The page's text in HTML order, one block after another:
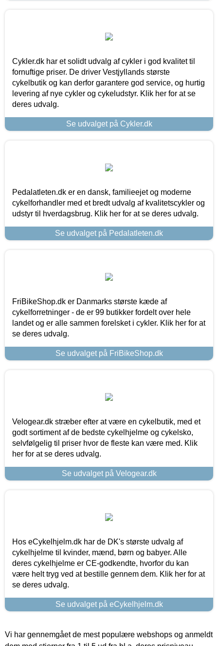
Cykler.dk har et solidt udvalg af cykler i god kvalitet til
fornuftige priser. De driver Vestjyllands største
cykelbutik og kan derfor garantere god service, og hurtig
levering af nye cykler og cykeludstyr. Klik her for at se
deres udvalg.
Se udvalget på Cykler.dk
Pedalatleten.dk er en dansk, familieejet og moderne
cykelforhandler med et bredt udvalg af kvalitetscykler og
udstyr til hverdagsbrug. Klik her for at se deres udvalg.
Se udvalget på Pedalatleten.dk
FriBikeShop.dk er Danmarks største kæde af
cykelforretninger - de er 99 butikker fordelt over hele
landet og er alle sammen forelsket i cykler. Klik her for at
se deres udvalg.
Se udvalget på FriBikeShop.dk
Velogear.dk stræber efter at være en cykelbutik, med et
godt sortiment af de bedste cykelhjelme og cykelsko,
selvfølgelig til priser hvor de fleste kan være med. Klik
her for at se deres udvalg.
Se udvalget på Velogear.dk
Hos eCykelhjelm.dk har de DK's største udvalg af
cykelhjelme til kvinder, mænd, børn og babyer. Alle
deres cykelhjelme er CE-godkendte, hvorfor du kan
være helt tryg ved at bestille gennem dem. Klik her for at
se deres udvalg.
Se udvalget på eCykelhjelm.dk
Vi har gennemgået de mest populære webshops og anmeldt